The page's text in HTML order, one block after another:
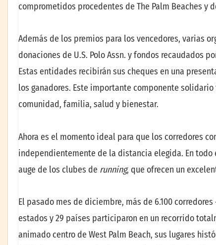
comprometidos procedentes de The Palm Beaches y
Además de los premios para los vencedores, varias
donaciones de U.S. Polo Assn. y fondos recaudados
Estas entidades recibirán sus cheques en una
los ganadores. Este importante componente
comunidad, familia, salud y bienestar.
Ahora es el momento ideal para que los corredores
independientemente de la distancia elegida. En
auge de los clubes de running, que ofrecen un
El pasado mes de diciembre, más de 6.100
estados y 29 países participaron en un recorrido
animado centro de West Palm Beach, sus lugares